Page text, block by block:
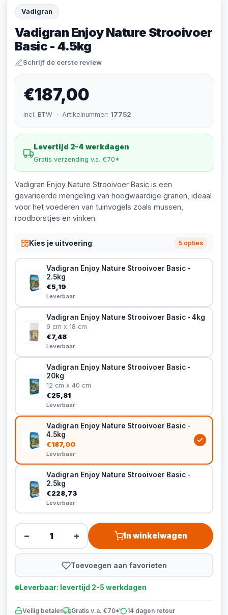
Vadigran
Vadigran Enjoy Nature Strooivoer
Basic - 4.5kg
Schrijf de eerste review
€187,00
incl. BTW · Artikelnummer: 17752
Levertijd 2-4 werkdagen
Gratis verzending v.a. €70*
Vadigran Enjoy Nature Strooivoer Basic is een
gevarieerde mengeling van hoogwaardige granen, ideaal
voor het voederen van tuinvogels zoals mussen,
roodborstjes en vinken.
Kies je uitvoering 5 opties
Vadigran Enjoy Nature Strooivoer Basic -
2.5kg
€5,19
Leverbaar
Vadigran Enjoy Nature Strooivoer Basic - 4kg
9 cm x 18 cm
€7,48
Leverbaar
Vadigran Enjoy Nature Strooivoer Basic -
20kg
12 cm x 40 cm
€25,81
Leverbaar
Vadigran Enjoy Nature Strooivoer Basic -
4.5kg
€187,00
Leverbaar
Vadigran Enjoy Nature Strooivoer Basic -
2.5kg
€228,73
Leverbaar
− + In winkelwagen
Toevoegen aan favorieten
Leverbaar: levertijd 2-5 werkdagen
Veilig betalen Gratis v.a. €70* 14 dagen retour